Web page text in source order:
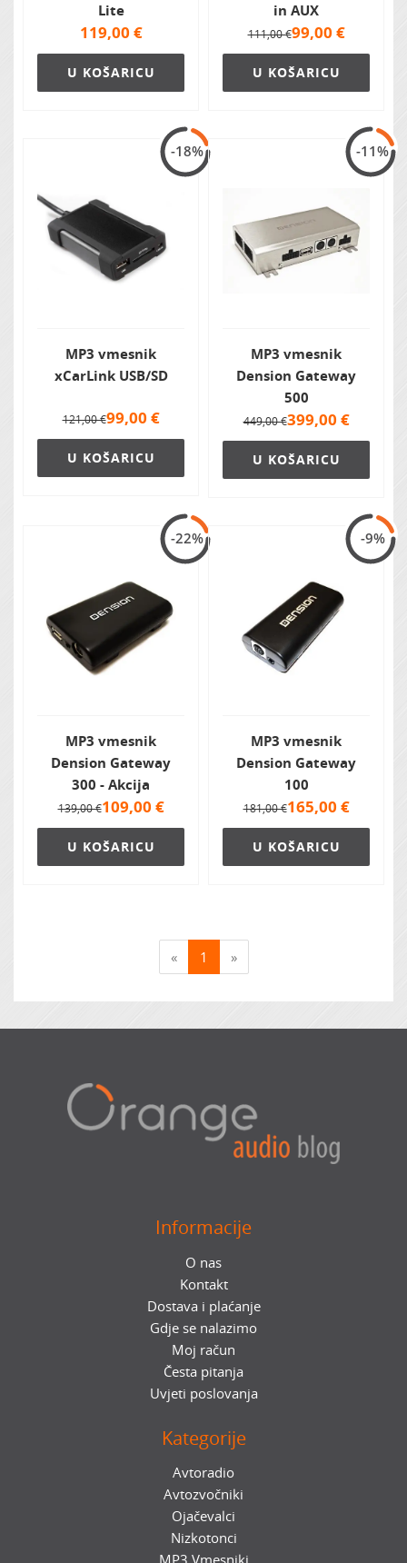
Lite
119,00 €
U KOŠARICU
in AUX
111,00 €99,00 €
U KOŠARICU
-18%
MP3 vmesnik
xCarLink USB/SD
121,00 €99,00 €
U KOŠARICU
-11%
MP3 vmesnik
Dension Gateway
500
449,00 €399,00 €
U KOŠARICU
-22%
MP3 vmesnik
Dension Gateway
300 - Akcija
139,00 €109,00 €
U KOŠARICU
-9%
MP3 vmesnik
Dension Gateway
100
181,00 €165,00 €
U KOŠARICU
« 1 »
Informacije
O nas
Kontakt
Dostava i plaćanje
Gdje se nalazimo
Moj račun
Česta pitanja
Uvjeti poslovanja
Kategorije
Avtoradio
Avtozvočniki
Ojačevalci
Nizkotonci